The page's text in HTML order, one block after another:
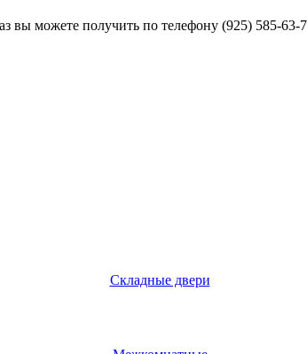
вы можете получить по телефону (925) 585-63-
Складные двери